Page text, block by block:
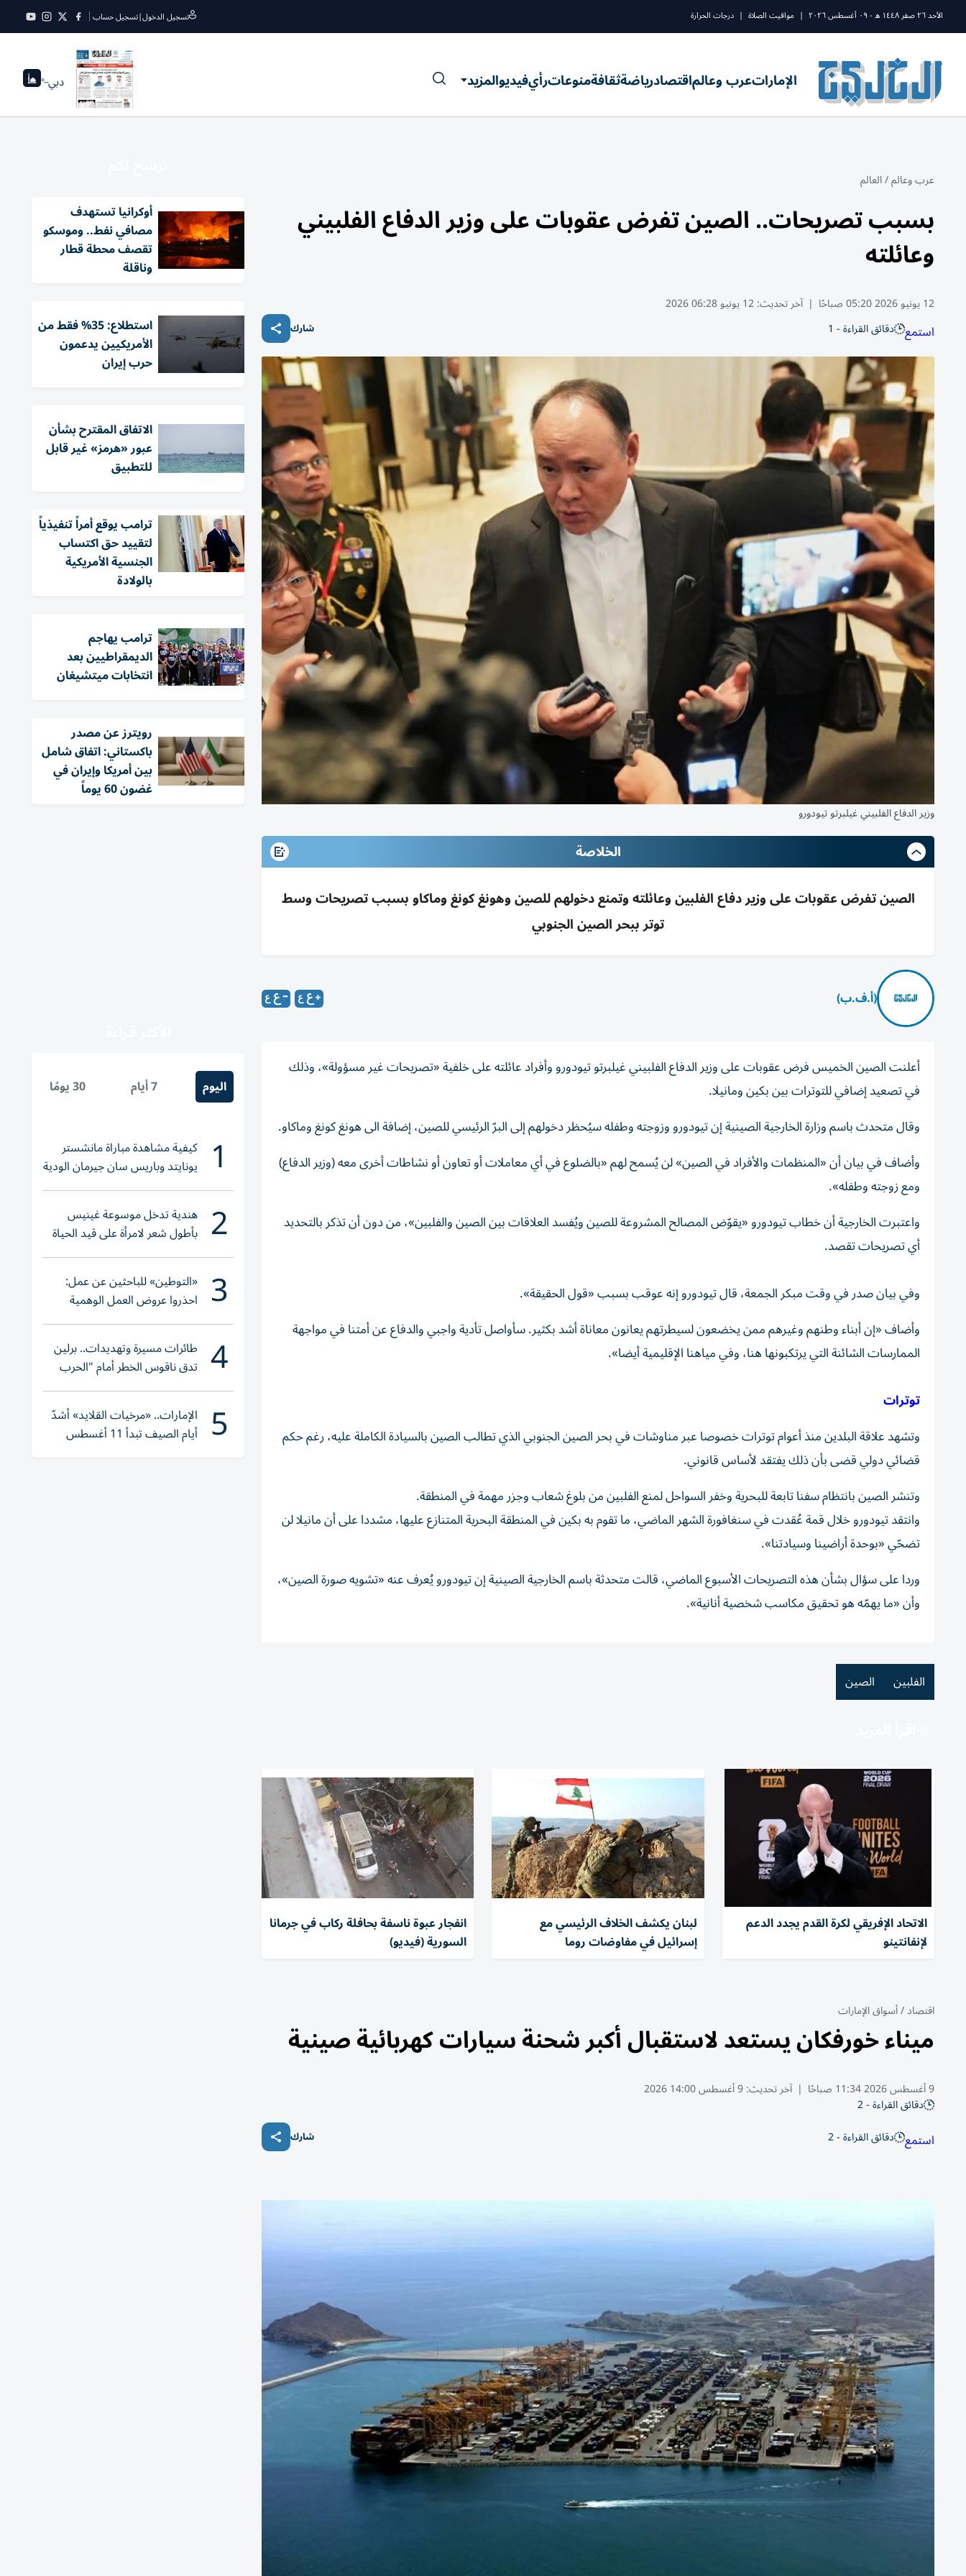
الأحد ٢٦ صفر ١٤٤٨ ه - ٠٩ أغسطس ٢٠٢٦ | مواقيت الصلاة | درجات الحرارة تسجيل الدخول|تسجيل حساب
الإماراتعرب وعالماقتصادرياضةثقافةمنوعاترأيفيديوالمزيد دبي--°
عرب وعالم/العالم
بسبب تصريحات.. الصين تفرض عقوبات على وزير الدفاع الفلبيني
وعائلته
12 يونيو 2026 05:20 صباحًا | آخر تحديث:12 يونيو 06:28 2026
استمع دقائق القراءة - 1 شارك
وزير الدفاع الفلبيني غيلبرتو تيودورو
الخلاصة
الصين تفرض عقوبات على وزير دفاع الفلبين وعائلته وتمنع دخولهم للصين وهونغ كونغ وماكاو بسبب تصريحات وسط
توتر ببحر الصين الجنوبي
(أ.ف.ب)
أعلنت الصين الخميس فرض عقوبات على وزير الدفاع الفلبيني غيلبرتو تيودورو وأفراد عائلته على خلفية «تصريحات غير مسؤولة»، وذلك
في تصعيد إضافي للتوترات بين بكين ومانيلا.
وقال متحدث باسم وزارة الخارجية الصينية إن تيودورو وزوجته وطفله سيُحظر دخولهم إلى البرّ الرئيسي للصين، إضافة الى هونغ كونغ وماكاو.
وأضاف في بيان أن «المنظمات والأفراد في الصين» لن يُسمح لهم «بالضلوع في أي معاملات أو تعاون أو نشاطات أخرى معه (وزير الدفاع)
ومع زوجته وطفله».
واعتبرت الخارجية أن خطاب تيودورو «يقوّض المصالح المشروعة للصين ويُفسد العلاقات بين الصين والفلبين»، من دون أن تذكر بالتحديد
أي تصريحات تقصد.
وفي بيان صدر في وقت مبكر الجمعة، قال تيودورو إنه عوقب بسبب «قول الحقيقة».
وأضاف «إن أبناء وطنهم وغيرهم ممن يخضعون لسيطرتهم يعانون معاناة أشد بكثير. سأواصل تأدية واجبي والدفاع عن أمتنا في مواجهة
الممارسات الشائنة التي يرتكبونها هنا، وفي مياهنا الإقليمية أيضا».
توترات
وتشهد علاقة البلدين منذ أعوام توترات خصوصا عبر مناوشات في بحر الصين الجنوبي الذي تطالب الصين بالسيادة الكاملة عليه، رغم حكم
قضائي دولي قضى بأن ذلك يفتقد لأساس قانوني.
وتنشر الصين بانتظام سفنا تابعة للبحرية وخفر السواحل لمنع الفلبين من بلوغ شعاب وجزر مهمة في المنطقة.
وانتقد تيودورو خلال قمة عُقدت في سنغافورة الشهر الماضي، ما تقوم به بكين في المنطقة البحرية المتنازع عليها، مشددا على أن مانيلا لن
تضحّي «بوحدة أراضينا وسيادتنا».
وردا على سؤال بشأن هذه التصريحات الأسبوع الماضي، قالت متحدثة باسم الخارجية الصينية إن تيودورو يُعرف عنه «تشويه صورة الصين»،
وأن «ما يهمّه هو تحقيق مكاسب شخصية أنانية».
الفلبين الصين
الاتحاد الإفريقي لكرة القدم يجدد الدعم
لإنفانتينو
لبنان يكشف الخلاف الرئيسي مع
إسرائيل في مفاوضات روما
انفجار عبوة ناسفة بحافلة ركاب في جرمانا
السورية (فيديو)
اقتصاد/أسواق الإمارات
ميناء خورفكان يستعد لاستقبال أكبر شحنة سيارات كهربائية صينية
9 أغسطس 2026 11:34 صباحًا | آخر تحديث:9 أغسطس 14:00 2026
دقائق القراءة - 2
استمع دقائق القراءة - 2 شارك
أوكرانيا تستهدف
مصافي نفط.. وموسكو
تقصف محطة قطار
وناقلة
استطلاع: 35% فقط من
الأمريكيين يدعمون
حرب إيران
الاتفاق المقترح بشأن
عبور «هرمز» غير قابل
للتطبيق
ترامب يوقع أمراً تنفيذياً
لتقييد حق اكتساب
الجنسية الأمريكية
بالولادة
ترامب يهاجم
الديمقراطيين بعد
انتخابات ميتشيغان
‏رويترز عن مصدر
باكستاني: اتفاق شامل
بين أمريكا وإيران في
غضون 60 يوماً
اليوم 7 أيام 30 يومًا
1 كيفية مشاهدة مباراة مانشستر
يونايتد وباريس سان جيرمان الودية
والقنوات الناقلة
2 هندية تدخل موسوعة غينيس
بأطول شعر لامرأة على قيد الحياة
3 «التوطين» للباحثين عن عمل:
احذروا عروض العمل الوهمية
وتحققوا عبر «الباركود»
4 طائرات مسيرة وتهديدات.. برلين
تدق ناقوس الخطر أمام "الحرب
الهجينة"
5 الإمارات.. «مرخيات القلايد» أشدّ
أيام الصيف تبدأ 11 أغسطس